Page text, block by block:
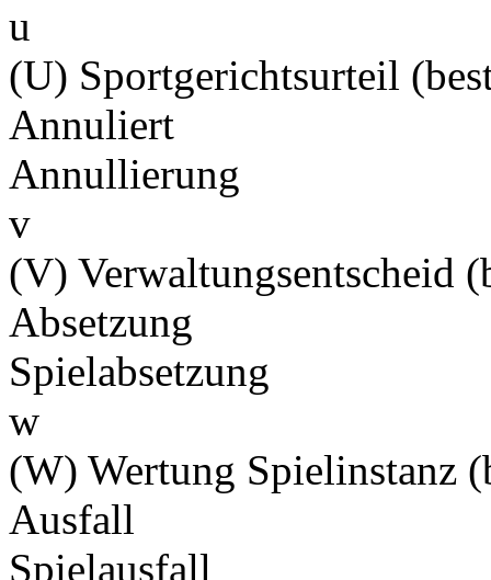
u
(U) Sportgerichtsurteil
Annuliert
Annullierung
v
(V) Verwaltungsentscheid
Absetzung
Spielabsetzung
w
(W) Wertung Spielinstanz
Ausfall
Spielausfall